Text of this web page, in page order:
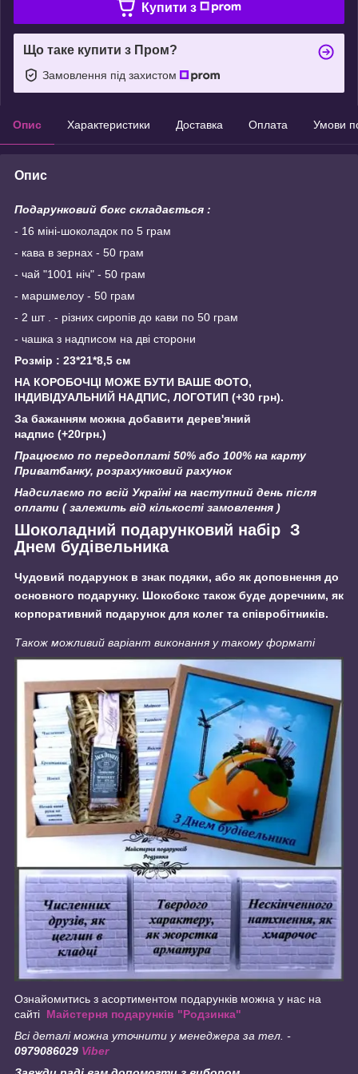
Купити з
Що таке купити з Пром?
Замовлення під захистом
Опис Характеристики Доставка Оплата Умови
Опис
Подарунковий бокс складається :
- 16 міні-шоколадок по 5 грам
- кава в зернах - 50 грам
- чай "1001 ніч" - 50 грам
- маршмелоу - 50 грам
- 2 шт . - різних сиропів до кави по 50 грам
- чашка з надписом на дві сторони
Розмір : 23*21*8,5 см
НА КОРОБОЧЦІ МОЖЕ БУТИ ВАШЕ ФОТО,
ІНДИВІДУАЛЬНИЙ НАДПИС, ЛОГОТИП (+30 грн).
За бажанням можна добавити дерев'яний
надпис (+20грн.)
Працюємо по передоплаті 50% або 100% на карту
Приватбанку, розрахунковий рахунок
Надсилаємо по всій Україні на наступний день після
оплати ( залежить від кількості замовлення )
Шоколадний подарунковий набір З
Днем будівельника
Чудовий подарунок в знак подяки, або як доповнення до
основного подарунку. Шокобокс також буде доречним, як
корпоративний подарунок для колег та співробітників.
Також можливий варіант виконання у такому форматі
Ознайомитись з асортиментом подарунків можна у нас на
сайті Майстерня подарунків "Родзинка"
Всі деталі можна уточнити у менеджера за тел. -
0979086029 Viber